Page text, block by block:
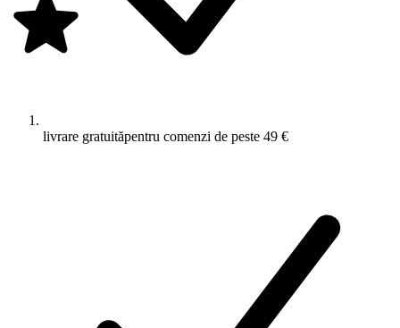
livrare gratuităpentru comenzi de peste 49 €